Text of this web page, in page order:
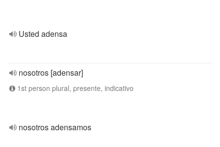
Usted adensa
nosotros [adensar]
1st person plural, presente, indicativo
nosotros adensamos